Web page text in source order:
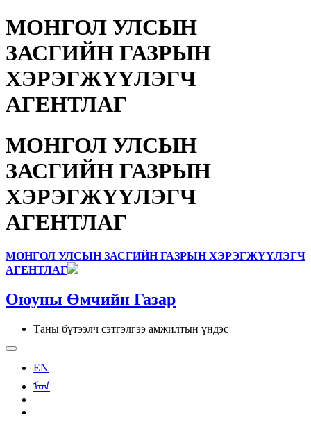
МОНГОЛ УЛСЫН
ЗАСГИЙН ГАЗРЫН
ХЭРЭГЖҮҮЛЭГЧ
АГЕНТЛАГ
МОНГОЛ УЛСЫН
ЗАСГИЙН ГАЗРЫН
ХЭРЭГЖҮҮЛЭГЧ
АГЕНТЛАГ
МОНГОЛ УЛСЫН ЗАСГИЙН ГАЗРЫН ХЭРЭГЖҮҮЛЭГЧ
АГЕНТЛАГ
Оюуны Өмчийн Газар
Таны бүтээлч сэтгэлгээ амжилтын үндэс
EN
ᠮᠣᠨ